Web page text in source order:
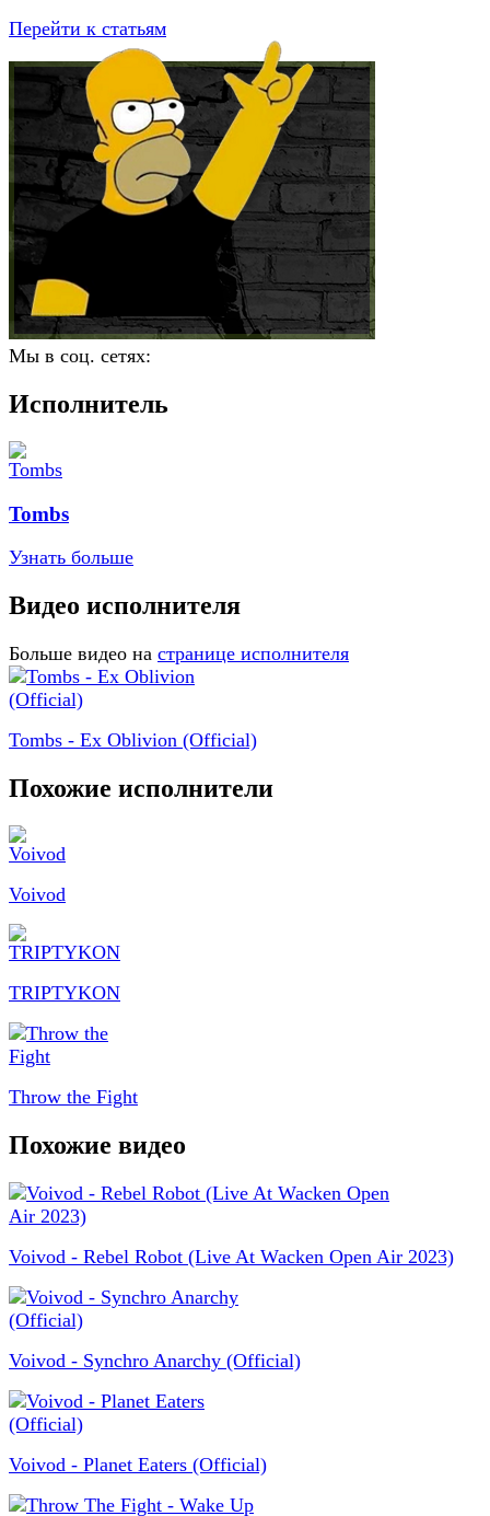
Перейти к статьям
Мы в соц. сетях:
Исполнитель
Tombs
Узнать больше
Видео исполнителя
Больше видео на странице исполнителя
Tombs - Ex Oblivion (Official)
Похожие исполнители
Voivod
TRIPTYKON
Throw the Fight
Похожие видео
Voivod - Rebel Robot (Live At Wacken Open Air 2023)
Voivod - Synchro Anarchy (Official)
Voivod - Planet Eaters (Official)